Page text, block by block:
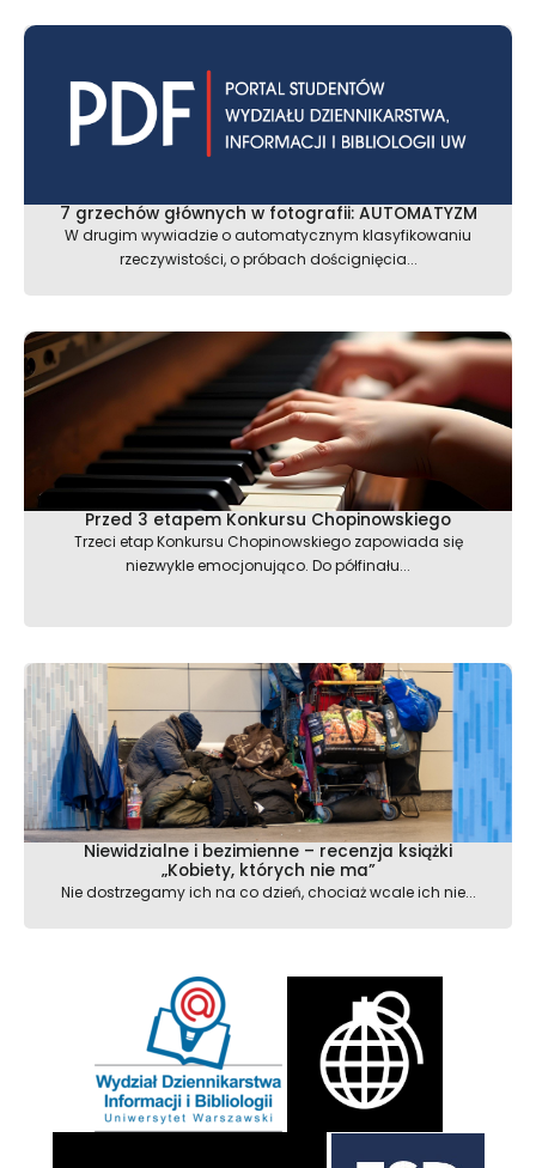
7 grzechów głównych w fotografii: AUTOMATYZM
W drugim wywiadzie o automatycznym klasyfikowaniu
rzeczywistości, o próbach doścignięcia...
Przed 3 etapem Konkursu Chopinowskiego
Trzeci etap Konkursu Chopinowskiego zapowiada się
niezwykle emocjonująco. Do półfinału...
Niewidzialne i bezimienne – recenzja książki
„Kobiety, których nie ma”
Nie dostrzegamy ich na co dzień, chociaż wcale ich nie...